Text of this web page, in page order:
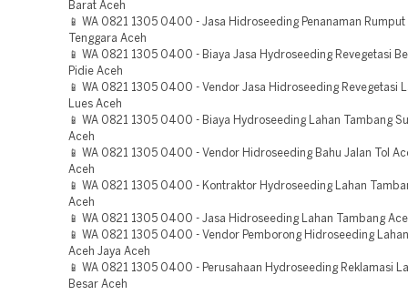
Barat Aceh
📱 WA 0821 1305 0400 - Jasa Hidroseeding Penanaman
Tenggara Aceh
📱 WA 0821 1305 0400 - Biaya Jasa Hydroseeding Revegetasi
Pidie Aceh
📱 WA 0821 1305 0400 - Vendor Jasa Hidroseeding Revegetasi
Lues Aceh
📱 WA 0821 1305 0400 - Biaya Hydroseeding Lahan Tambang
Aceh
📱 WA 0821 1305 0400 - Vendor Hidroseeding Bahu Jalan Tol
Aceh
📱 WA 0821 1305 0400 - Kontraktor Hydroseeding Lahan
Aceh
📱 WA 0821 1305 0400 - Jasa Hidroseeding Lahan Tambang
📱 WA 0821 1305 0400 - Vendor Pemborong Hidroseeding
Aceh Jaya Aceh
📱 WA 0821 1305 0400 - Perusahaan Hydroseeding Reklamasi
Besar Aceh